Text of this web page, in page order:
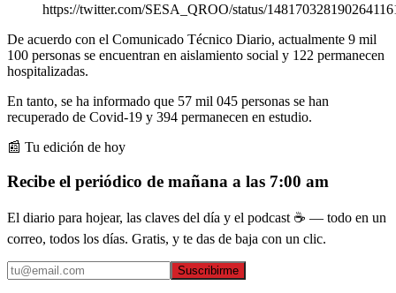
https://twitter.com/SESA_QROO/status/
De acuerdo con el Comunicado Técnico Diario, actualmente 9 mil
100 personas se encuentran en aislamiento social y 122 permanecen
hospitalizadas.
En tanto, se ha informado que 57 mil 045 personas se han
recuperado de Covid-19 y 394 permanecen en estudio.
📰 Tu edición de hoy
Recibe el periódico de mañana a las 7:00 am
El diario para hojear, las claves del día y el podcast ☕ — todo en un
correo, todos los días. Gratis, y te das de baja con un clic.
Suscribirme